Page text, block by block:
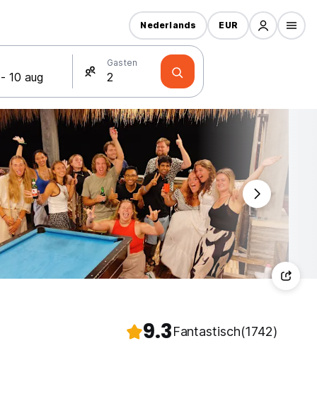
Gasten
Nederlands EUR
9.3Fantastisch(1742)